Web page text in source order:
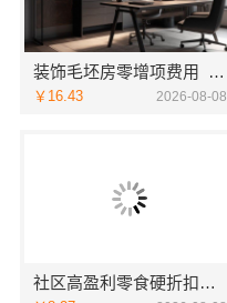
装饰毛坯房零增项费用_苏州兔哥哥智装新材料
￥16.43 2026-08-08
社区高盈利零食硬折扣全域盈利-河南零百味供应链有限公司